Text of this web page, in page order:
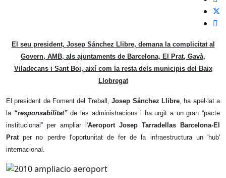
El seu president, Josep Sánchez Llibre, demana la complicitat al
Govern, AMB, als ajuntaments de Barcelona, El Prat, Gavà,
Viladecans i Sant Boi, així com la resta dels municipis del Baix
Llobregat
El president de Foment del Treball,Josep Sánchez Llibre, ha apel·lat a
la“responsabilitat”de les administracions i ha urgit a un gran “pacte
institucional” per ampliar l'Aeroport Josep Tarradellas Barcelona-El
Pratper no perdre l'oportunitat de fer de la infraestructura un 'hub'
internacional.